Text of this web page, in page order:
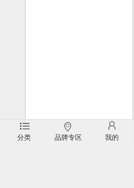
分类 品牌专区 我的